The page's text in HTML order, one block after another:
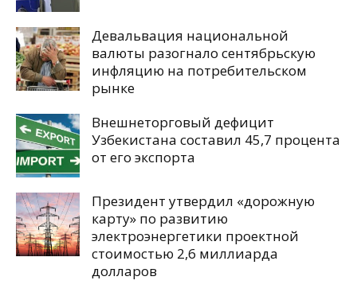
Девальвация национальной
валюты разогнало сентябрьскую
инфляцию на потребительском
рынке
Внешнеторговый дефицит
Узбекистана составил 45,7 процента
от его экспорта
Президент утвердил «дорожную
карту» по развитию
электроэнергетики проектной
стоимостью 2,6 миллиарда
долларов